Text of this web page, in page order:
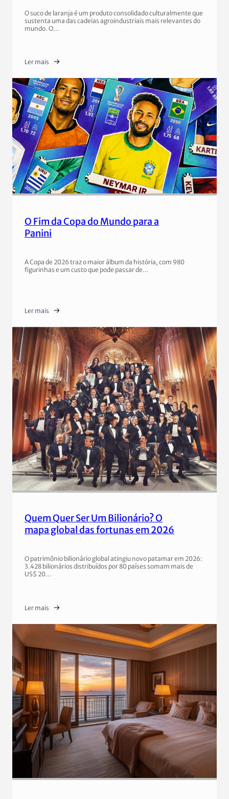
O suco de laranja é um produto consolidado culturalmente que
sustenta uma das cadeias agroindustriais mais relevantes do
mundo. O…
Ler mais
O Fim da Copa do Mundo para a
Panini
A Copa de 2026 traz o maior álbum da história, com 980
figurinhas e um custo que pode passar de…
Ler mais
Quem Quer Ser Um Bilionário? O
mapa global das fortunas em 2026
O patrimônio bilionário global atingiu novo patamar em 2026:
3.428 bilionários distribuídos por 80 países somam mais de
US$ 20…
Ler mais